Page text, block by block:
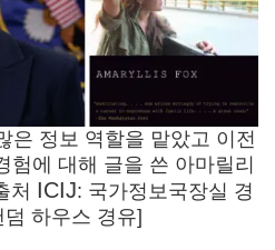
은 정보 역할을 맡았고 이전
험에 대해 글을 쓴 아마릴리
처 ICIJ: 국가정보국장실 경
덤 하우스 경유]